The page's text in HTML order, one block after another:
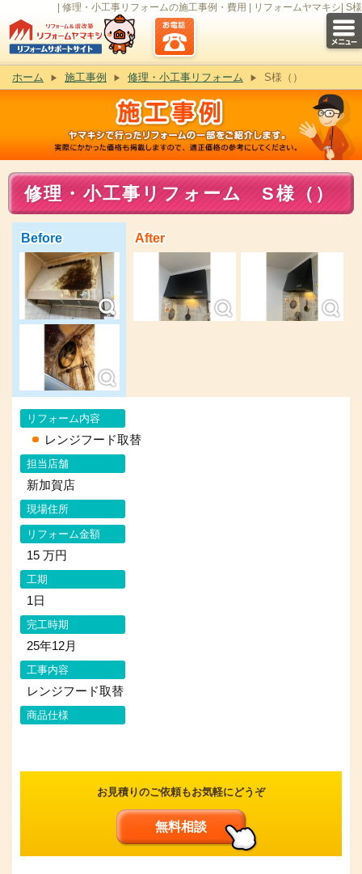
| 修理・小工事リフォームの施工事例・費用 | リフォームヤマキシ| S様
ホーム 施工事例 修理・小工事リフォーム S様（）
修理・小工事リフォーム S様（）
Before
リフォーム内容
レンジフード取替
担当店舗
新加賀店
現場住所
リフォーム金額
15 万円
工期
1日
完工時期
25年12月
工事内容
レンジフード取替
商品仕様
お見積りのご依頼もお気軽にどうぞ
無料相談